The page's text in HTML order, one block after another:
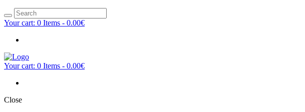
Your cart: 0 Items - 0.00€
Your cart: 0 Items - 0.00€
Close